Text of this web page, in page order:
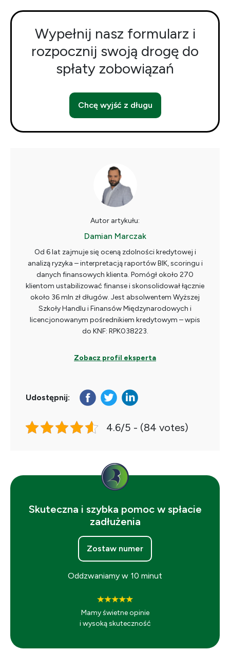
Wypełnij nasz formularz i
rozpocznij swoją drogę do
spłaty zobowiązań
Chcę wyjść z długu
Autor artykułu:
Damian Marczak
Od 6 lat zajmuje się oceną zdolności kredytowej i
analizą ryzyka – interpretacją raportów BIK, scoringu i
danych finansowych klienta. Pomógł około 270
klientom ustabilizować finanse i skonsolidował łącznie
około 36 mln zł długów. Jest absolwentem Wyższej
Szkoły Handlu i Finansów Międzynarodowych i
licencjonowanym pośrednikiem kredytowym – wpis
do KNF: RPK038223.
Zobacz profil eksperta
Udostępnij:
4.6/5 - (84 votes)
Skuteczna i szybka pomoc w spłacie
zadłużenia
Zostaw numer
Oddzwaniamy w 10 minut
Mamy świetne opinie
i wysoką skuteczność